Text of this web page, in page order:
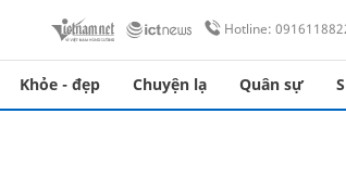
Hotline:
Khỏe - đẹp Chuyện lạ Quân sự